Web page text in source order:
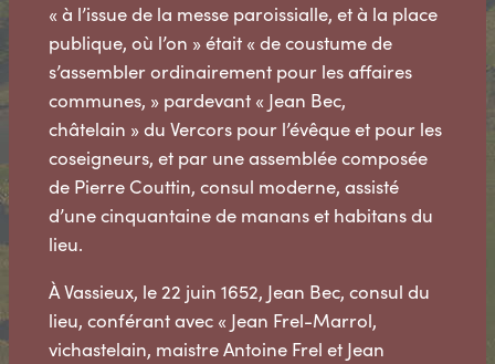
« à l’issue de la messe paroissialle, et à la place
publique, où l’on » était « de coustume de
s’assembler ordinairement pour les affaires
communes, » pardevant « Jean Bec,
châtelain » du Vercors pour l’évêque et pour les
coseigneurs, et par une assemblée composée
de Pierre Couttin, consul moderne, assisté
d’une cinquantaine de manans et habitans du
lieu.
À Vassieux, le 22 juin 1652, Jean Bec, consul du
lieu, conférant avec « Jean Frel-Marrol,
vichastelain, maistre Antoine Frel et Jean